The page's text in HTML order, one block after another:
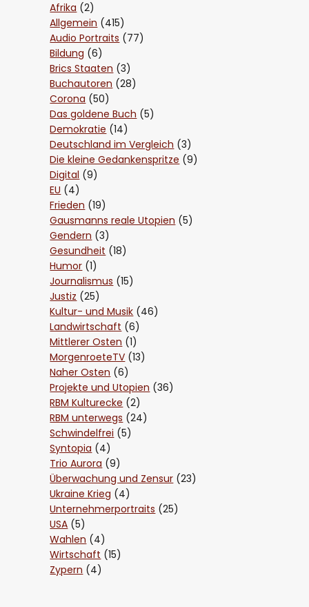
Afrika (2)
Allgemein (415)
Audio Portraits (77)
Bildung (6)
Brics Staaten (3)
Buchautoren (28)
Corona (50)
Das goldene Buch (5)
Demokratie (14)
Deutschland im Vergleich (3)
Die kleine Gedankenspritze (9)
Digital (9)
EU (4)
Frieden (19)
Gausmanns reale Utopien (5)
Gendern (3)
Gesundheit (18)
Humor (1)
Journalismus (15)
Justiz (25)
Kultur- und Musik (46)
Landwirtschaft (6)
Mittlerer Osten (1)
MorgenroeteTV (13)
Naher Osten (6)
Projekte und Utopien (36)
RBM Kulturecke (2)
RBM unterwegs (24)
Schwindelfrei (5)
Syntopia (4)
Trio Aurora (9)
Überwachung und Zensur (23)
Ukraine Krieg (4)
Unternehmerportraits (25)
USA (5)
Wahlen (4)
Wirtschaft (15)
Zypern (4)